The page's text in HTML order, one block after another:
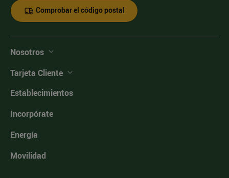
Comprobar el código postal
Nosotros
Tarjeta Cliente
Establecimientos
Incorpórate
Energía
Movilidad